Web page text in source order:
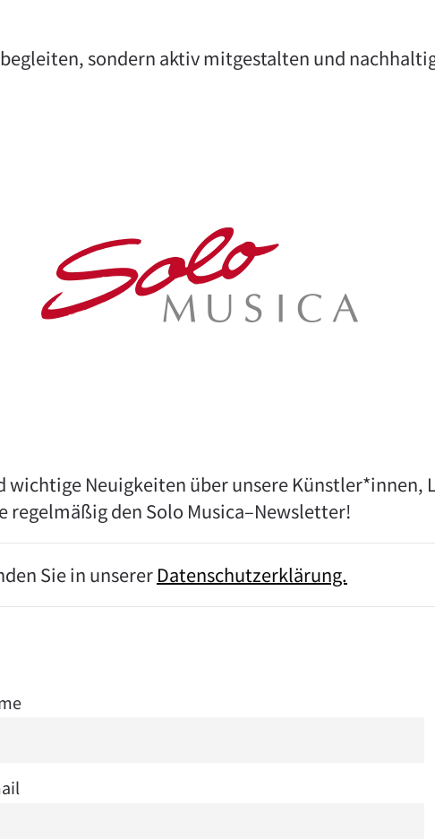
sondern aktiv mitgestalten und
wichtige Neuigkeiten über unsere Künstler*innen,
regelmäßig den Solo Musica–Newsletter!
Sie in unserer Datenschutzerklärung.